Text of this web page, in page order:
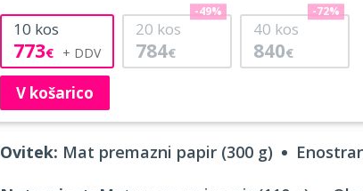
10 kos
773€
20 kos
784€
-49%
40 kos
840€
-72%
V košarico
Ovitek: Mat premazni papir (300 g)